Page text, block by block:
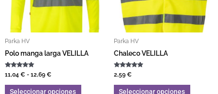
Parka HV
Polo manga larga VELILLA
Valorado con
5.00
de 5
11,04 € - 12,69 €
Seleccionar opciones
Parka HV
Chaleco VELILLA
Valorado con
5.00
de 5
2,59 €
Seleccionar opciones